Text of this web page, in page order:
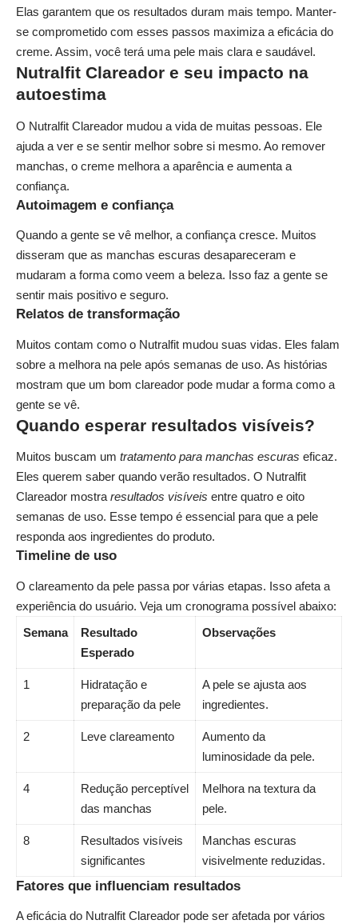
Elas garantem que os resultados duram mais tempo. Manter-
se comprometido com esses passos maximiza a eficácia do
creme. Assim, você terá uma pele mais clara e saudável.
Nutralfit Clareador e seu impacto na
autoestima
O Nutralfit Clareador mudou a vida de muitas pessoas. Ele
ajuda a ver e se sentir melhor sobre si mesmo. Ao remover
manchas, o creme melhora a aparência e aumenta a
confiança.
Autoimagem e confiança
Quando a gente se vê melhor, a confiança cresce. Muitos
disseram que as manchas escuras desapareceram e
mudaram a forma como veem a beleza. Isso faz a gente se
sentir mais positivo e seguro.
Relatos de transformação
Muitos contam como o Nutralfit mudou suas vidas. Eles falam
sobre a melhora na pele após semanas de uso. As histórias
mostram que um bom clareador pode mudar a forma como a
gente se vê.
Quando esperar resultados visíveis?
Muitos buscam um tratamento para manchas escuras eficaz.
Eles querem saber quando verão resultados. O Nutralfit
Clareador mostra resultados visíveis entre quatro e oito
semanas de uso. Esse tempo é essencial para que a pele
responda aos ingredientes do produto.
Timeline de uso
O clareamento da pele passa por várias etapas. Isso afeta a
experiência do usuário. Veja um cronograma possível abaixo:
Semana
Resultado
Esperado
Observações
1
Hidratação e
preparação da pele
A pele se ajusta aos
ingredientes.
2 Leve clareamento
Aumento da
luminosidade da pele.
4
Redução perceptível
das manchas
Melhora na textura da
pele.
8
Resultados visíveis
significantes
Manchas escuras
visivelmente reduzidas.
Fatores que influenciam resultados
A eficácia do Nutralfit Clareador pode ser afetada por vários